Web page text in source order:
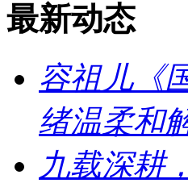
最新动态
容祖儿《
绪温柔和
九载深耕